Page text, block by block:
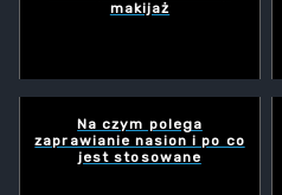
makijaż
Na czym polega
zaprawianie nasion i po co
jest stosowane